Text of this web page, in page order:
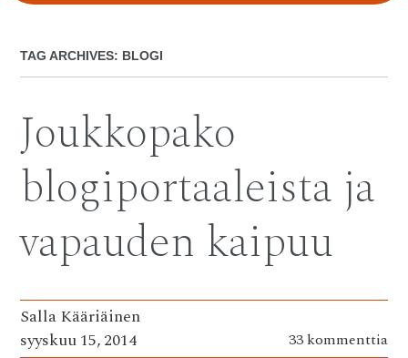
TAG ARCHIVES: BLOGI
Joukkopako
blogiportaaleista ja
vapauden kaipuu
Salla Kääriäinen
syyskuu 15, 2014
33 kommenttia